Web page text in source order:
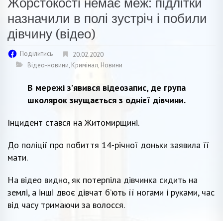
назначили в полі зустріч і побили
дівчину (відео)
Поділитись
20.02.2020
Відео-новини, Кримінал, Новини
В мережі з’явився відеозапис, де група
школярок знущається з однієї дівчини.
Інцидент стався на Житомирщині.
До поліції про побиття 14-річної доньки заявила її
мати.
На відео видно, як потерпіла дівчинка сидить на
землі, а інші двоє дівчат б’ють її ногами і руками, час
від часу тримаючи за волосся.